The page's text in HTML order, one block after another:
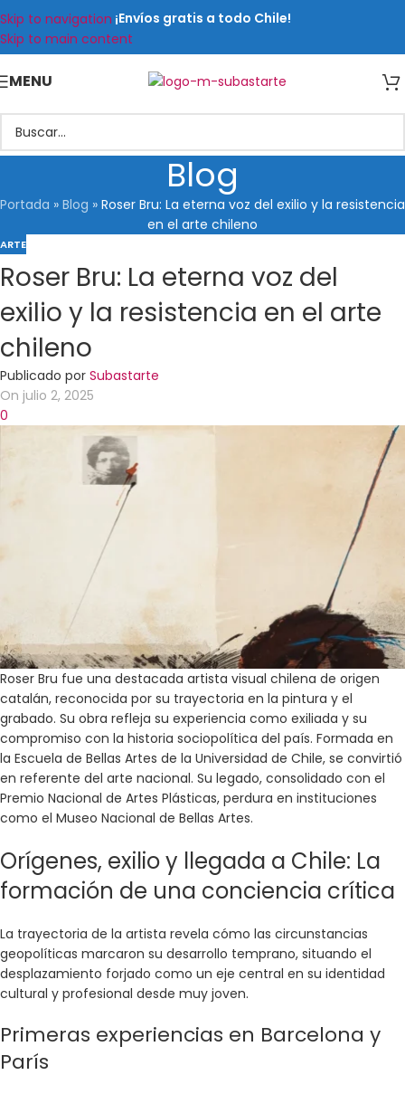
Skip to navigation
Skip to main content
¡Envíos gratis a todo Chile!
MENU
Blog
Portada » Blog » Roser Bru: La eterna voz del exilio y la resistencia
en el arte chileno
ARTE
Roser Bru: La eterna voz del
exilio y la resistencia en el arte
chileno
Publicado por Subastarte
On julio 2, 2025
0
Roser Bru fue una destacada artista visual chilena de origen
catalán, reconocida por su trayectoria en la pintura y el
grabado. Su obra refleja su experiencia como exiliada y su
compromiso con la historia sociopolítica del país. Formada en
la Escuela de Bellas Artes de la Universidad de Chile, se convirtió
en referente del arte nacional. Su legado, consolidado con el
Premio Nacional de Artes Plásticas, perdura en instituciones
como el Museo Nacional de Bellas Artes.
Orígenes, exilio y llegada a Chile: La
formación de una conciencia crítica
La trayectoria de la artista revela cómo las circunstancias
geopolíticas marcaron su desarrollo temprano, situando el
desplazamiento forjado como un eje central en su identidad
cultural y profesional desde muy joven.
Primeras experiencias en Barcelona y
París